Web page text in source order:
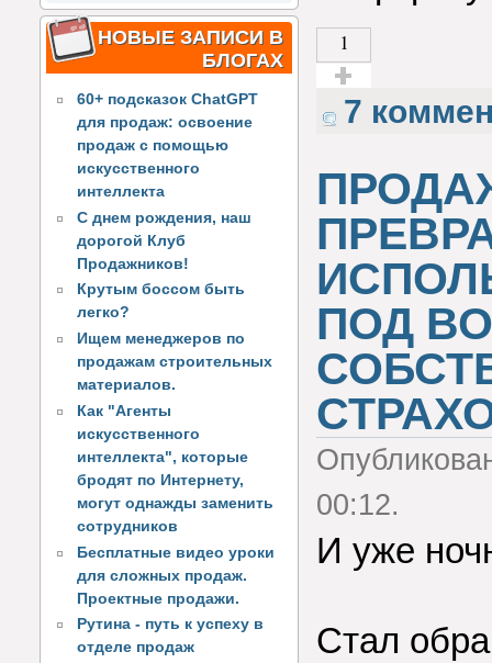
НОВЫЕ ЗАПИСИ В
БЛОГАХ
60+ подсказок ChatGPT
для продаж: освоение
продаж с помощью
искусственного
интеллекта
С днем рождения, наш
дорогой Клуб
Продажников!
Крутым боссом быть
легко?
Ищем менеджеров по
продажам строительных
материалов.
Как "Агенты
искусственного
интеллекта", которые
бродят по Интернету,
могут однажды заменить
сотрудников
Бесплатные видео уроки
для сложных продаж.
Проектные продажи.
Рутина - путь к успеху в
отделе продаж
1
Голос за!
7
ПОД
00:12.
И уже
Стал